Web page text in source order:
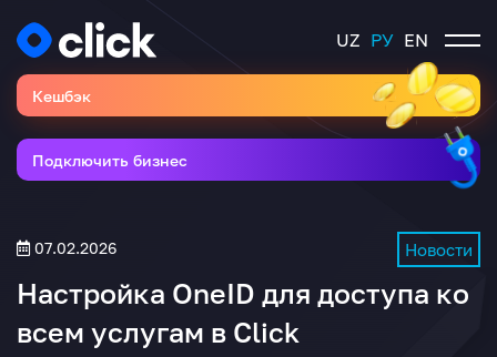
UZ РУ EN
Кешбэк
Подключить бизнес
07.02.2026 Новости
Настройка OneID для доступа ко
всем услугам в Click